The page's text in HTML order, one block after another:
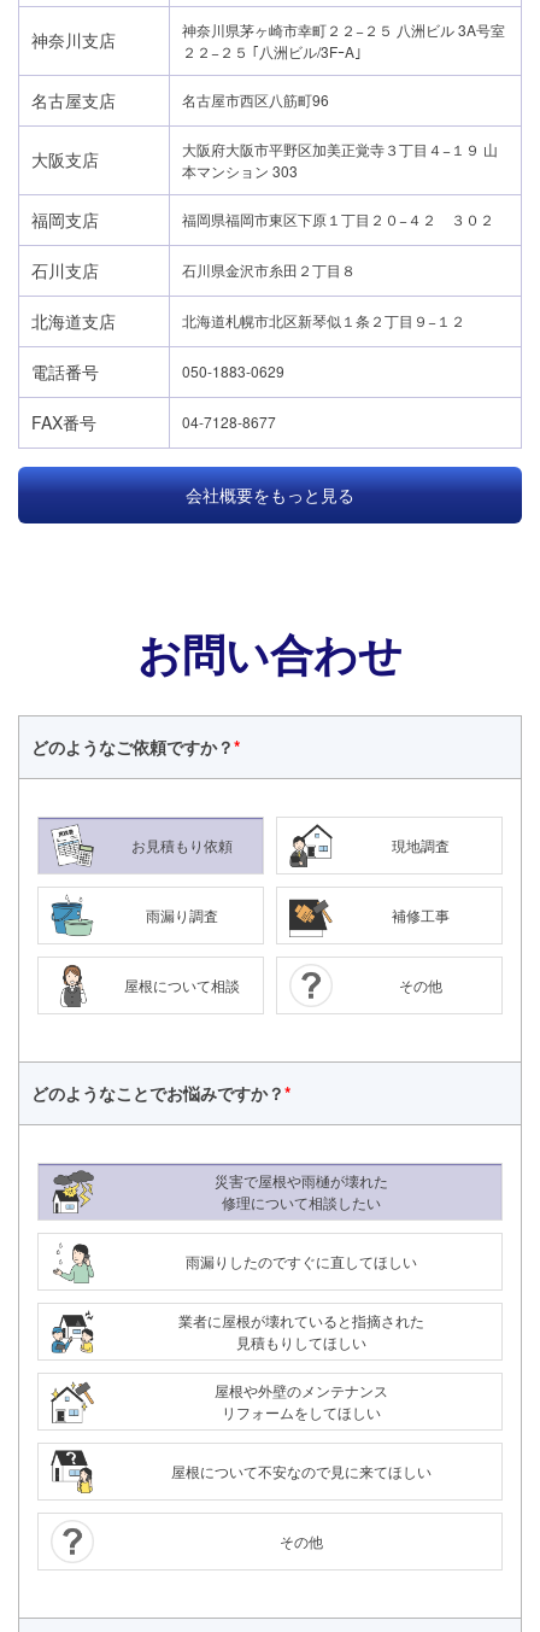
24時間365日対応
神奈川支店
神奈川県茅ヶ崎市幸町２２−２５ 八洲ビル 3A号室
２２−２５ ｢八洲ビル/3FｰA｣
名古屋支店 名古屋市西区八筋町96
大阪支店
大阪府大阪市平野区加美正覚寺３丁目４−１９ 山
本マンション 303
福岡支店 福岡県福岡市東区下原１丁目２０−４２ ３０２
石川支店 石川県金沢市糸田２丁目８
北海道支店 北海道札幌市北区新琴似１条２丁目９−１２
電話番号 050-1883-0629
FAX番号 04-7128-8677
会社概要をもっと見る
お問い合わせ
どのようなご依頼ですか？*
お見積もり依頼 現地調査
雨漏り調査 補修工事
屋根について相談 その他
どのようなことでお悩みですか？*
災害で屋根や雨樋が壊れた
修理について相談したい
雨漏りしたのですぐに直してほしい
業者に屋根が壊れていると指摘された
見積もりしてほしい
屋根や外壁のメンテナンス
リフォームをしてほしい
屋根について不安なので見に来てほしい
その他